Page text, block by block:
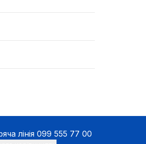
лінія 099 555 77 00